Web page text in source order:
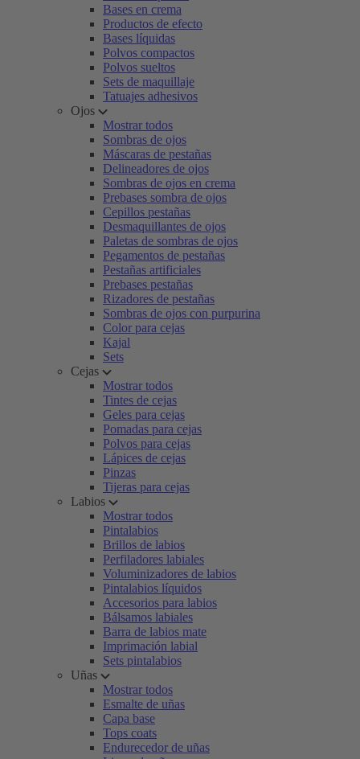
Bases en crema
Productos de efecto
Bases líquidas
Polvos compactos
Polvos sueltos
Sets de maquillaje
Tatuajes adhesivos
Ojos
Mostrar todos
Sombras de ojos
Máscaras de pestañas
Delineadores de ojos
Sombras de ojos en crema
Prebases sombra de ojos
Cepillos pestañas
Desmaquillantes de ojos
Paletas de sombras de ojos
Pegamentos de pestañas
Pestañas artificiales
Prebases pestañas
Rizadores de pestañas
Sombras de ojos con purpurina
Color para cejas
Kajal
Sets
Cejas
Mostrar todos
Tintes de cejas
Geles para cejas
Pomadas para cejas
Polvos para cejas
Lápices de cejas
Pinzas
Tijeras para cejas
Labios
Mostrar todos
Pintalabios
Brillos de labios
Perfiladores labiales
Voluminizadores de labios
Pintalabios líquidos
Accesorios para labios
Bálsamos labiales
Barra de labios mate
Imprimación labial
Sets pintalabios
Uñas
Mostrar todos
Esmalte de uñas
Capa base
Tops coats
Endurecedor de uñas